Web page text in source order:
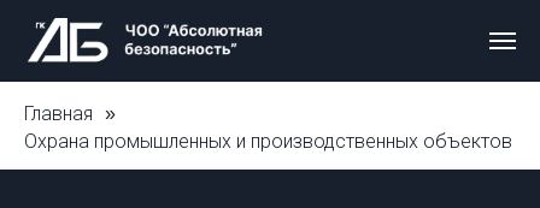
Главная »
Охрана промышленных и производственных объектов